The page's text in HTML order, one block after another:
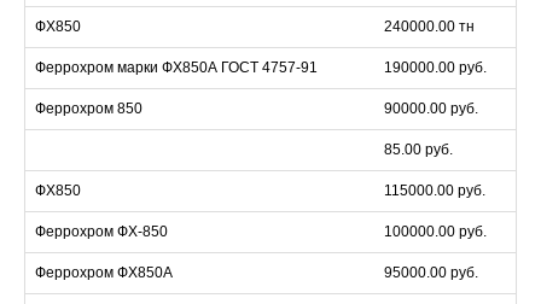
ФХ850 240000.00 тн
Феррохром марки ФХ850А ГОСТ 4757-91 190000.00 руб.
Феррохром 850 90000.00 руб.
85.00 руб.
ФХ850 115000.00 руб.
Феррохром ФХ-850 100000.00 руб.
Феррохром ФХ850А 95000.00 руб.